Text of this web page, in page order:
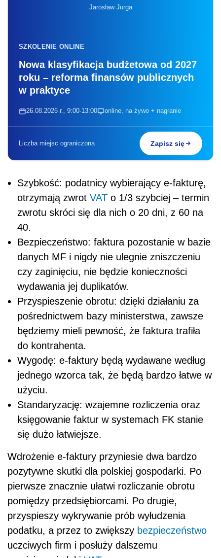
Jarosław Jurga
SZKOLENIE ONLINE
Nowa klasyfikacja budżetowa od 2027
roku – reforma finansów publicznych
w praktyce
26.08.2026 r., 9:00-13:00 online, na żywo + nagranie
Liczba miejsc ograniczona Zapisz się
Szybkość: podatnicy wybierający e-fakturę,
otrzymają zwrot VAT o 1/3 szybciej – termin
zwrotu skróci się dla nich o 20 dni, z 60 na
40.
Bezpieczeństwo: faktura pozostanie w bazie
danych MF i nigdy nie ulegnie zniszczeniu
czy zaginięciu, nie będzie konieczności
wydawania jej duplikatów.
Przyspieszenie obrotu: dzięki działaniu za
pośrednictwem bazy ministerstwa, zawsze
będziemy mieli pewność, że faktura trafiła
do kontrahenta.
Wygodę: e-faktury będą wydawane według
jednego wzorca tak, że będą bardzo łatwe w
użyciu.
Standaryzację: wzajemne rozliczenia oraz
księgowanie faktur w systemach FK stanie
się dużo łatwiejsze.
Wdrożenie e-faktury przyniesie dwa bardzo
pozytywne skutki dla polskiej gospodarki. Po
pierwsze znacznie ułatwi rozliczanie obrotu
pomiędzy przedsiębiorcami. Po drugie,
przyspieszy wykrywanie prób wyłudzenia
podatku, a przez to zwiększy bezpieczeństwo
uczciwych firm i posłuży dalszemu